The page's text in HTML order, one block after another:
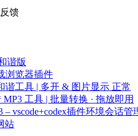
馈
谐版
浏览器插件
谐工具 | 多开 & 图片显示 正常
工具 | 批量转换 · 拖放即用
– vscode+codex插件环境会话管
站